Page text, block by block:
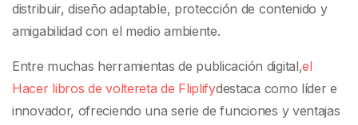
distribuir, diseño adaptable, protección de contenido y
amigabilidad con el medio ambiente.
Entre muchas herramientas de publicación digital,el
Hacer libros de voltereta de Fliplifydestaca como líder e
innovador, ofreciendo una serie de funciones y ventajas